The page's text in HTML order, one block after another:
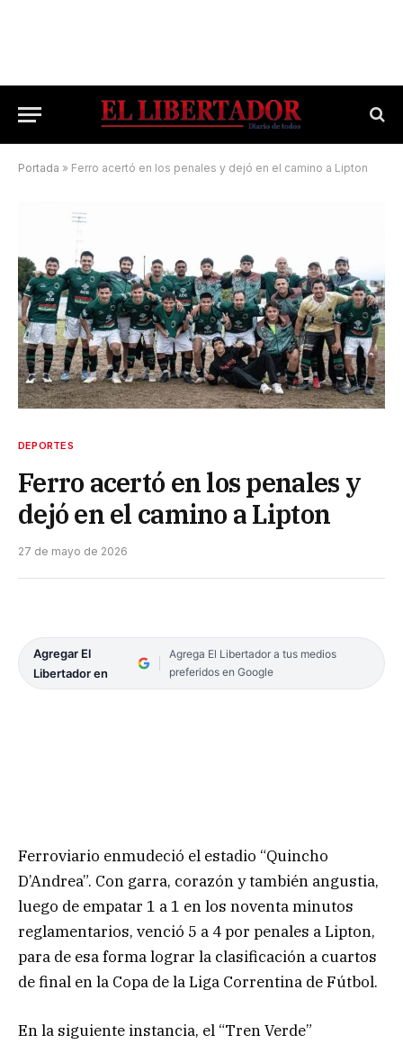
Portada » Ferro acertó en los penales y dejó en el camino a Lipton
DEPORTES
Ferro acertó en los penales y
dejó en el camino a Lipton
27 de mayo de 2026
Agregar El
Libertador en
Agrega El Libertador a tus medios
preferidos en Google
Ferroviario enmudeció el estadio “Quincho
D’Andrea”. Con garra, corazón y también angustia,
luego de empatar 1 a 1 en los noventa minutos
reglamentarios, venció 5 a 4 por penales a Lipton,
para de esa forma lograr la clasificación a cuartos
de final en la Copa de la Liga Correntina de Fútbol.
En la siguiente instancia, el “Tren Verde”